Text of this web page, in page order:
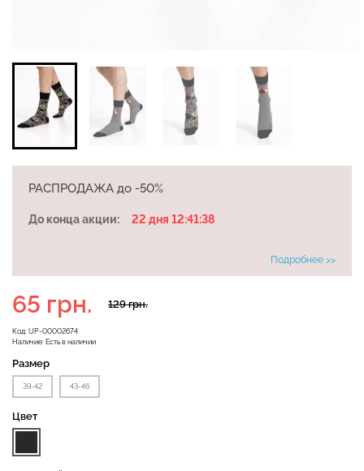
РАСПРОДАЖА до -50%
До конца акции: 22 дня 12:41:37
Подробнее >>
Код: UP-00002674
Наличие: Есть в наличии
129 грн.
65 грн.
Размер
39-42 43-46
Цвет
LEGGINGS (черный) Giulia
талией TRACKS 01
549 грн.